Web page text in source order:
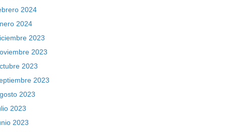
2024
2024
2023
2023
2023
2023
2023
2023
2023